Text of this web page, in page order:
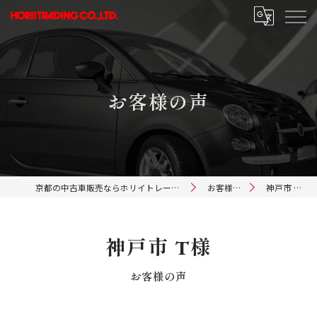
お客様の声
京都の中古車販売ならホリイトレーディング お客様の声 神戸市 T様
お客様の声
神戸市 T様